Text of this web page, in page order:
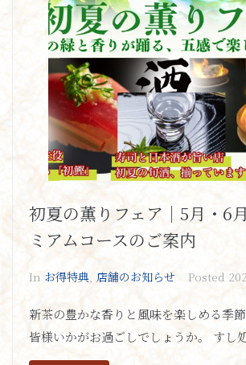
初夏の薫りフェア｜5月・6
ミアムコースのご案内
In お得特典, 店舗のお知らせ Posted
新茶の豊かな香りと風味を楽しめる季節
皆様いかがお過ごしでしょうか。 すし